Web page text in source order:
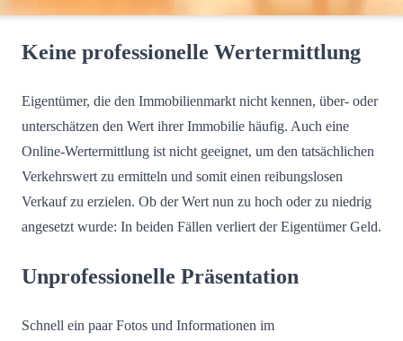
Keine professionelle Wertermittlung
Eigentümer, die den Immobilienmarkt nicht kennen, über- oder
unterschätzen den Wert ihrer Immobilie häufig. Auch eine
Online-Wertermittlung ist nicht geeignet, um den tatsächlichen
Verkehrswert zu ermitteln und somit einen reibungslosen
Verkauf zu erzielen. Ob der Wert nun zu hoch oder zu niedrig
angesetzt wurde: In beiden Fällen verliert der Eigentümer Geld.
Unprofessionelle Präsentation
Schnell ein paar Fotos und Informationen im